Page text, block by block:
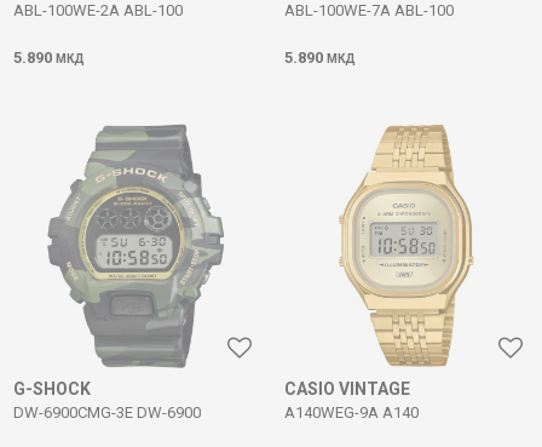
ABL-100WE-2A ABL-100
5.890 МКД
ABL-100WE-7A ABL-100
5.890 МКД
G-SHOCK
DW-6900CMG-3E DW-6900
CASIO VINTAGE
A140WEG-9A A140